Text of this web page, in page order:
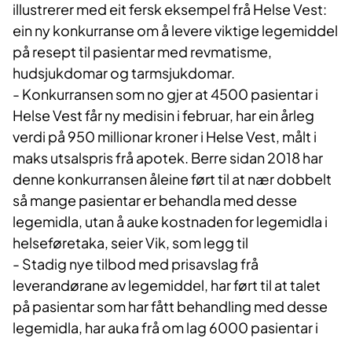
illustrerer med eitfersk eksempel frå Helse Vest:
ein ny konkurranse om å levere viktige legemiddel
på resept til pasientar med revmatisme,
hudsjukdomar og tarmsjukdomar.
- Konkurransen som no gjer at 4500 pasientar i
Helse Vest får ny medisin i februar, har ein årleg
verdi på 950 millionar kroner i Helse Vest, målt i
maks utsalspris frå apotek. Berre sidan 2018 har
denne konkurransen åleine ført til at nær dobbelt
så mange pasientar er behandla med desse
legemidla, utan å auke kostnaden for legemidla i
helseføretaka, seier Vik, som legg til
- Stadig nye tilbod med prisavslag frå
leverandørane av legemiddel, har ført til at talet
på pasientar som har fått behandling med desse
legemidla, har auka frå om lag 6000 pasientar i